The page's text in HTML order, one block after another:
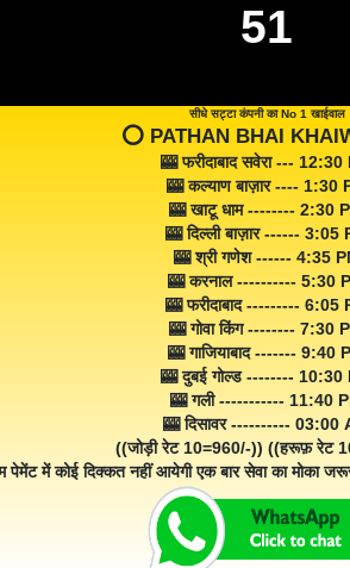
51
सीधे सट्टा कंपनी का No 1 खाईवाल
⭕️ PATHAN BHAI
🎰 फरीदाबाद सवेरा --- 12:30
🎰 कल्याण बाज़ार ---- 1:30
🎰 खाटू धाम -------- 2:30
🎰 दिल्ली बाज़ार ------ 3:05
🎰 श्री गणेश ------ 4:35
🎰 करनाल ---------- 5:30
🎰 फरीदाबाद --------- 6:05
🎰 गोवा किंग -------- 7:30
🎰 गाजियाबाद ------- 9:40
🎰 दुबई गोल्ड -------- 10:30
🎰 गली ----------- 11:40
🎰 दिसावर ---------- 03:00
((जोड़ी रेट 10=960/-)) ((हरूफ़ रेट
पेमेंट में कोई दिक्कत नहीं आयेगी एक बार सेवा का मोका